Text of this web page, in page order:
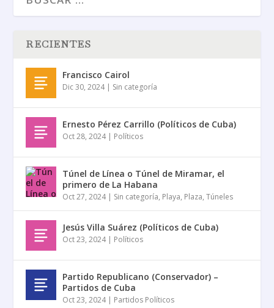
RECIENTES
Francisco Cairol
Dic 30, 2024| Sin categoría
Ernesto Pérez Carrillo (Políticos de Cuba)
Oct 28, 2024| Políticos
Túnel de Línea o Túnel de Miramar, el
primero de La Habana
Oct 27, 2024| Sin categoría, Playa, Plaza,Túneles
Jesús Villa Suárez (Políticos de Cuba)
Oct 23, 2024| Políticos
Partido Republicano (Conservador) –
Partidos de Cuba
Oct 23, 2024| Partidos Políticos